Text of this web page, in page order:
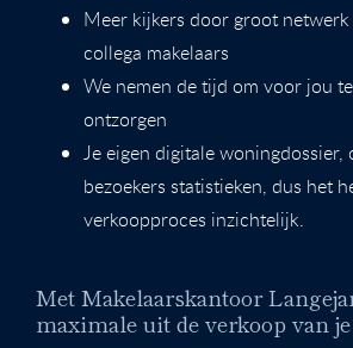
Meer kijkers door groot
collega makelaars
We nemen de tijd om voor jou
ontzorgen
Je eigen digitale woningdossier,
bezoekers statistieken, dus het
verkoopproces inzichtelijk.
Met Makelaarskantoor
maximale uit de verkoop van